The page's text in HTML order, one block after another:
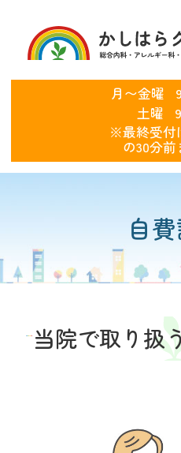
月〜金曜
土曜
※最終受付
の30分前
自
当院で取り扱